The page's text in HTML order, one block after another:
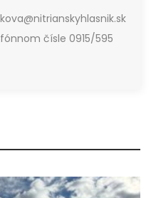
čísle 0915/595